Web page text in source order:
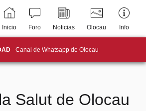
Inicio Foro Noticias Olocau Info
Canal de Whatsapp de Olocau
Salut de Olocau